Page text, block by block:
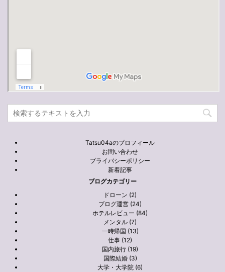
Tatsu04aのプロフィール
お問い合わせ
プライバシーポリシー
新着記事
ブログカテゴリー
ドローン (2)
ブログ運営 (24)
ホテルレビュー (84)
メンタル (7)
一時帰国 (13)
仕事 (12)
国内旅行 (19)
国際結婚 (3)
大学・大学院 (6)